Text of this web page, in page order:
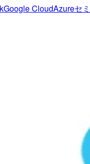
Google CloudAzureセ